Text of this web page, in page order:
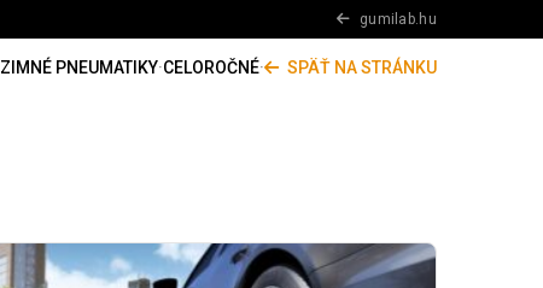
gumilab.hu
ZIMNÉ PNEUMATIKY·CELOROČNÉ· SPÄŤ NA STRÁNKU